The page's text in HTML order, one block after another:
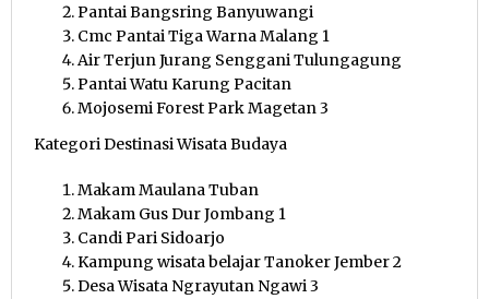
Pantai Bangsring Banyuwangi
Cmc Pantai Tiga Warna Malang 1
Air Terjun Jurang Senggani Tulungagung
Pantai Watu Karung Pacitan
Mojosemi Forest Park Magetan 3
Kategori Destinasi Wisata Budaya
Makam Maulana Tuban
Makam Gus Dur Jombang 1
Candi Pari Sidoarjo
Kampung wisata belajar Tanoker Jember 2
Desa Wisata Ngrayutan Ngawi 3